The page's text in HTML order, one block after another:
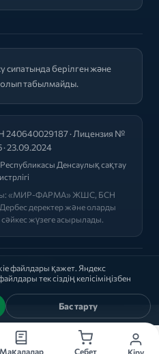
файлдары қажет. Яндекс
тек сіздің келісіміңізбен
Бас тарту
сипатында берілген және
табылмайды.
· Лицензия №
23.09.2024
Денсаулық сақтау
«МИР-ФАРМА» ЖШС, БСН
деректер және оларды
жүзеге асырылады.
ФАРМА"
| Лицензиялар
Мақалалар Себет Кіру